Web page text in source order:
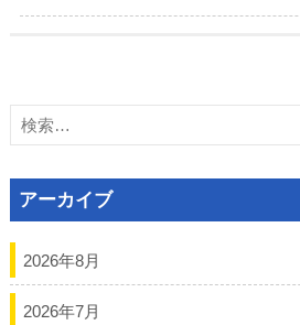
検
索:
アーカイブ
2026年8月
2026年7月